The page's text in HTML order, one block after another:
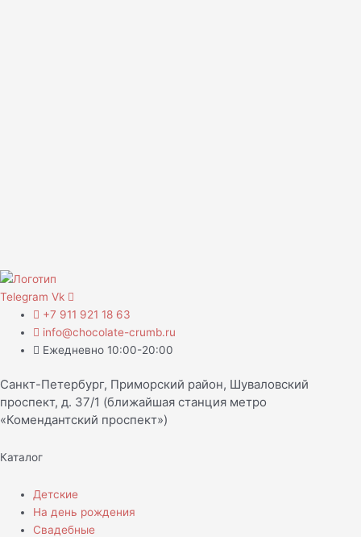
Telegram Vk
+7 911 921 18 63
info@chocolate-crumb.ru
Ежедневно 10:00-20:00
Санкт-Петербург, Приморский район, Шуваловский
проспект, д. 37/1 (ближайшая станция метро
«Комендантский проспект»)
Каталог
Детские
На день рождения
Свадебные